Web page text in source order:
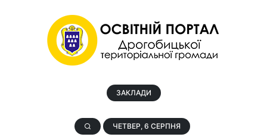
ЗАКЛАДИ
ЧЕТВЕР, 6 СЕРПНЯ